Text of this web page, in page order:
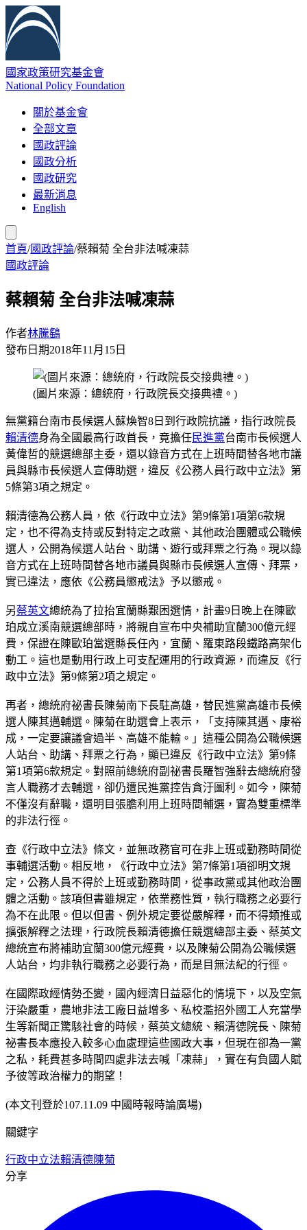
國家政策研究基金會
National Policy Foundation
關於基金會
全部文章
國政評論
國政分析
國政研究
最新消息
English
首頁/國政評論/蔡賴菊 全台非法喊凍蒜
國政評論
蔡賴菊 全台非法喊凍蒜
作者林騰鷂
發布日期2018年11月15日
(圖片來源：總統府，行政院長交接典禮。)
無黨籍台南市長候選人蘇煥智8日到行政院抗議，指行政院長
賴清德身為全國最高行政首長，竟擔任民進黨台南市長候選人
黃偉哲的競選總部主委，還以錄音方式在上班時間替各地市議
員與縣市長候選人宣傳助選，違反《公務人員行政中立法》第
5條第3項之規定。
賴清德為公務人員，依《行政中立法》第9條第1項第6款規
定，也不得為支持或反對特定之政黨、其他政治團體或公職候
選人，公開為候選人站台、助講、遊行或拜票之行為。現以錄
音方式在上班時間替各地市議員與縣市長候選人宣傳、拜票，
實已違法，應依《公務員懲戒法》予以懲戒。
另蔡英文總統為了拉抬宜蘭縣艱困選情，計畫9日晚上在陳歐
珀成立溪南競選總部時，將親自宣布中央補助宜蘭300億元經
費，保證在陳歐珀當選縣長任內，宜蘭、羅東路段鐵路高架化
動工。這也是動用行政上可支配運用的行政資源，而違反《行
政中立法》第9條第2項之規定。
再者，總統府祕書長陳菊南下長駐高雄，替民進黨高雄市長候
選人陳其邁輔選。陳菊在助選會上表示，「支持陳其邁、康裕
成，一定要讓議會過半、高雄不能輸。」這種公開為公職候選
人站台、助講、拜票之行為，顯已違反《行政中立法》第9條
第1項第6款規定。對照前總統府副祕書長羅智強辭去總統府發
言人職務才去輔選，卻仍遭民進黨控告貪汙圖利。如今，陳菊
不僅沒有辭職，還明目張膽利用上班時間輔選，實為雙重標準
的非法行徑。
查《行政中立法》條文，並無政務官可在非上班或勤務時間從
事輔選活動。相反地，《行政中立法》第7條第1項卻明文規
定，公務人員不得於上班或勤務時間，從事政黨或其他政治團
體之活動。該項但書雖規定，依業務性質，執行職務之必要行
為不在此限。但以但書、例外規定要從嚴解釋，而不得類推或
擴張解釋之法理，行政院長賴清德擔任競選總部主委、蔡英文
總統宣布將補助宜蘭300億元經費，以及陳菊公開為公職候選
人站台，均非執行職務之必要行為，而是目無法紀的行徑。
在國際政經情勢丕變，國內經濟日益惡化的情境下，以及空氣
汙染嚴重，農地非法工廠日益增多、私校濫招外國工人充當學
生等新聞正驚駭社會的時候，蔡英文總統、賴清德院長、陳菊
祕書長本應投入較多心血處理這些國政大事，但現在卻為一黨
之私，耗費甚多時間四處非法去喊「凍蒜」，實在有負國人賦
予彼等政治權力的期望！
(本文刊登於107.11.09 中國時報時論廣場)
關鍵字
行政中立法賴清德陳菊
分享